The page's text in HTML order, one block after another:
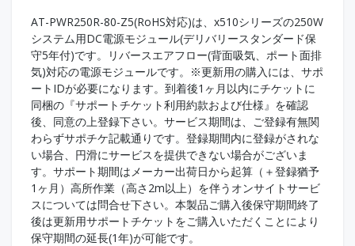
AT-PWR250R-80-Z5(RoHS対応)は、x510シリーズの250W
システム用DC電源モジュール(デリバリースタンダード保
守5年付)です。リバースエアフロー(背面吸気、ポート面排
気)対応の電源モジュールです。※更新用の購入には、サポ
ートIDが必要になります。到着後1ヶ月以内にチケットに
同梱の『サポートチケット利用約款および仕様』を確認
後、同意の上登録下さい。サービス期間は、ご登録有無関
わらずサポチケ記載通りです。登録期間内に登録がされな
い場合、円滑にサービスを提供できない場合がございま
す。サポート期間はメーカー出荷日から起算（＋登録猶予
1ヶ月）高所作業（高さ2m以上）を伴うオンサイトサービ
スについては問合せ下さい。本製品ご購入後保守期間終了
後は更新用サポートチケットをご購入いただくことにより
保守期間の延長(1年)が可能です。